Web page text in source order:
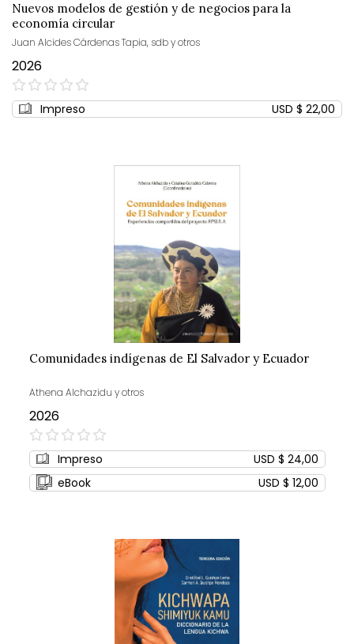
Nuevos modelos de gestión y de negocios para la
economía circular
Juan Alcides Cárdenas Tapia, sdb y otros
2026
0%
Impreso USD $ 22,00
Comunidades indígenas de El Salvador y Ecuador
Athena Alchazidu y otros
2026
0%
Impreso
USD $ 24,00
eBook
USD $ 12,00